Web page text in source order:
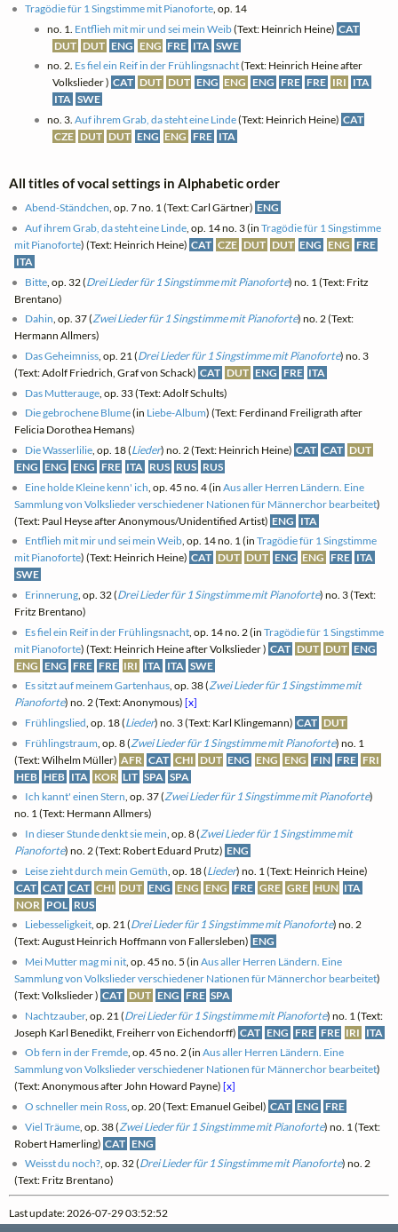
Tragödie für 1 Singstimme mit Pianoforte , op. 14
no. 1. Entflieh mit mir und sei mein Weib(Text: Heinrich Heine) CAT
DUT DUT ENG ENG FRE ITA SWE
no. 2. Es fiel ein Reif in der Frühlingsnacht(Text: Heinrich Heine after
Volkslieder ) CAT DUT DUT ENG ENG ENG FRE FRE IRI ITA
ITA SWE
no. 3. Auf ihrem Grab, da steht eine Linde(Text: Heinrich Heine) CAT
CZE DUT DUT ENG ENG FRE ITA
All titles of vocal settings in Alphabetic order
Abend-Ständchen, op. 7 no. 1 (Text: Carl Gärtner) ENG
Auf ihrem Grab, da steht eine Linde , op. 14 no. 3 (inTragödie für 1 Singstimme
mit Pianoforte) (Text: Heinrich Heine) CAT CZE DUT DUT ENG ENG FRE
ITA
Bitte , op. 32 (Drei Lieder für 1 Singstimme mit Pianoforte) no. 1 (Text: Fritz
Brentano)
Dahin, op. 37 (Zwei Lieder für 1 Singstimme mit Pianoforte) no. 2 (Text:
Hermann Allmers)
Das Geheimniss , op. 21 (Drei Lieder für 1 Singstimme mit Pianoforte) no. 3
(Text: Adolf Friedrich, Graf von Schack) CAT DUT ENG FRE ITA
Das Mutterauge , op. 33 (Text: Adolf Schults)
Die gebrochene Blume(in Liebe-Album) (Text: Ferdinand Freiligrath after
Felicia Dorothea Hemans)
Die Wasserlilie , op. 18 (Lieder) no. 2 (Text: Heinrich Heine) CAT CAT DUT
ENG ENG ENG FRE ITA RUS RUS RUS
Eine holde Kleine kenn' ich , op. 45 no. 4 (inAus aller Herren Ländern. Eine
Sammlung von Volkslieder verschiedener Nationen für Männerchor bearbeitet)
(Text: Paul Heyse after Anonymous/Unidentified Artist) ENG ITA
Entflieh mit mir und sei mein Weib, op. 14 no. 1 (inTragödie für 1 Singstimme
mit Pianoforte) (Text: Heinrich Heine) CAT DUT DUT ENG ENG FRE ITA
SWE
Erinnerung, op. 32 (Drei Lieder für 1 Singstimme mit Pianoforte) no. 3 (Text:
Fritz Brentano)
Es fiel ein Reif in der Frühlingsnacht , op. 14 no. 2 (inTragödie für 1 Singstimme
mit Pianoforte) (Text: Heinrich Heine after Volkslieder ) CAT DUT DUT ENG
ENG ENG FRE FRE IRI ITA ITA SWE
Es sitzt auf meinem Gartenhaus, op. 38 (Zwei Lieder für 1 Singstimme mit
Pianoforte) no. 2 (Text: Anonymous)[x]
Frühlingslied, op. 18 (Lieder) no. 3 (Text: Karl Klingemann) CAT DUT
Frühlingstraum , op. 8 (Zwei Lieder für 1 Singstimme mit Pianoforte) no. 1
(Text: Wilhelm Müller) AFR CAT CHI DUT ENG ENG ENG FIN FRE FRI
HEB HEB ITA KOR LIT SPA SPA
Ich kannt' einen Stern, op. 37 (Zwei Lieder für 1 Singstimme mit Pianoforte)
no. 1 (Text: Hermann Allmers)
In dieser Stunde denkt sie mein, op. 8 (Zwei Lieder für 1 Singstimme mit
Pianoforte) no. 2 (Text: Robert Eduard Prutz) ENG
Leise zieht durch mein Gemüth , op. 18 (Lieder) no. 1 (Text: Heinrich Heine)
CAT CAT CAT CHI DUT ENG ENG ENG FRE GRE GRE HUN ITA
NOR POL RUS
Liebesseligkeit, op. 21 (Drei Lieder für 1 Singstimme mit Pianoforte) no. 2
(Text: August Heinrich Hoffmann von Fallersleben) ENG
Mei Mutter mag mi nit, op. 45 no. 5 (inAus aller Herren Ländern. Eine
Sammlung von Volkslieder verschiedener Nationen für Männerchor bearbeitet)
(Text: Volkslieder ) CAT DUT ENG FRE SPA
Nachtzauber, op. 21 (Drei Lieder für 1 Singstimme mit Pianoforte) no. 1 (Text:
Joseph Karl Benedikt, Freiherr von Eichendorff) CAT ENG FRE FRE IRI ITA
Ob fern in der Fremde, op. 45 no. 2 (inAus aller Herren Ländern. Eine
Sammlung von Volkslieder verschiedener Nationen für Männerchor bearbeitet)
(Text: Anonymous after John Howard Payne)[x]
O schneller mein Ross, op. 20 (Text: Emanuel Geibel) CAT ENG FRE
Viel Träume , op. 38 (Zwei Lieder für 1 Singstimme mit Pianoforte) no. 1 (Text:
Robert Hamerling) CAT ENG
Weisst du noch?, op. 32 (Drei Lieder für 1 Singstimme mit Pianoforte) no. 2
(Text: Fritz Brentano)
Last update: 2026-07-29 03:52:52